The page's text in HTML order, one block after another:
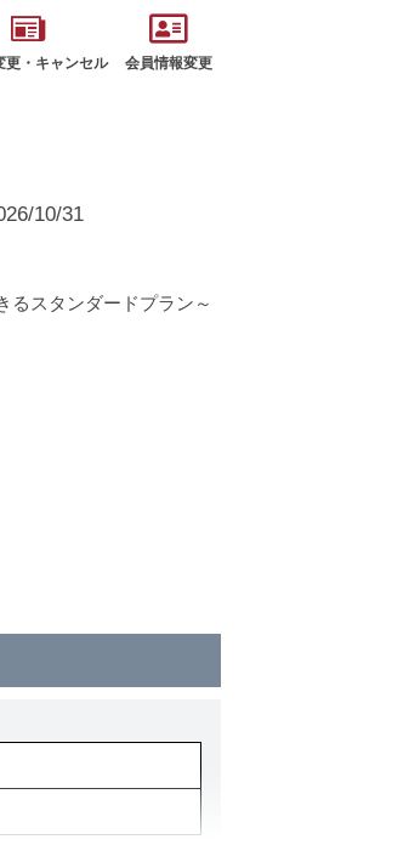
更・キャンセル 会員情報変更
10/31
るスタンダードプラン～